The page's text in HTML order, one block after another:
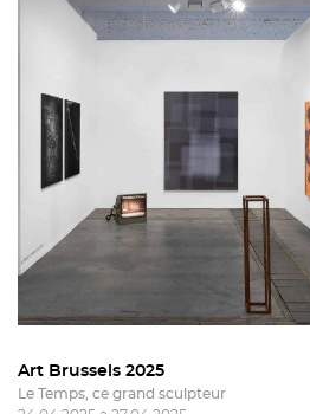
Art Brussels 2025
Le Temps, ce grand sculpteur